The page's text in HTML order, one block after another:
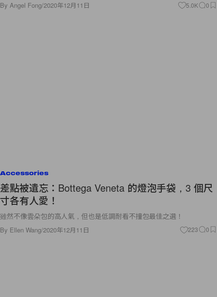
By Angel Fong/2020年12月11日 5.0K 0
Accessories
差點被遺忘：Bottega Veneta 的燈泡手袋，3 個尺
寸各有人愛！
雖然不像雲朵包的高人氣，但也是低調耐看不撞包最佳之選！
By Ellen Wang/2020年12月11日 223 0